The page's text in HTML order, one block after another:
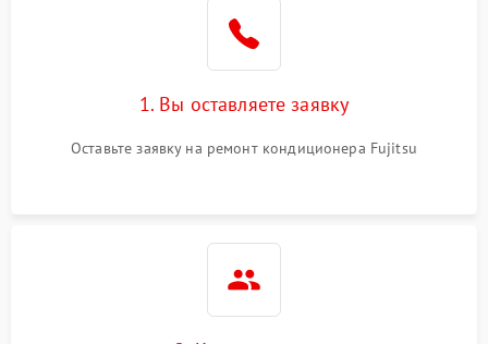
1. Вы оставляете заявку
Оставьте заявку на ремонт кондиционера Fujitsu